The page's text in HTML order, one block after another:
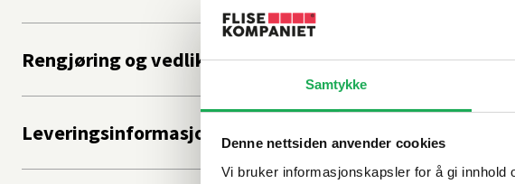
Samtykke
Denne nettsiden anvender cookies
Vi bruker informasjonskapsler for å gi
Rengjøring og vedlikehold
Leveringsinformasjon